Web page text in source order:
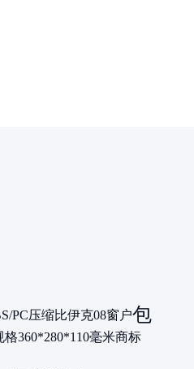
PC压缩比伊克08窗户
格360*280*110毫米商标
包